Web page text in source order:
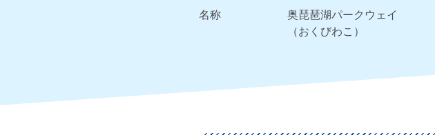
名称
奥琵琶湖パークウェイ
（おくびわこ）